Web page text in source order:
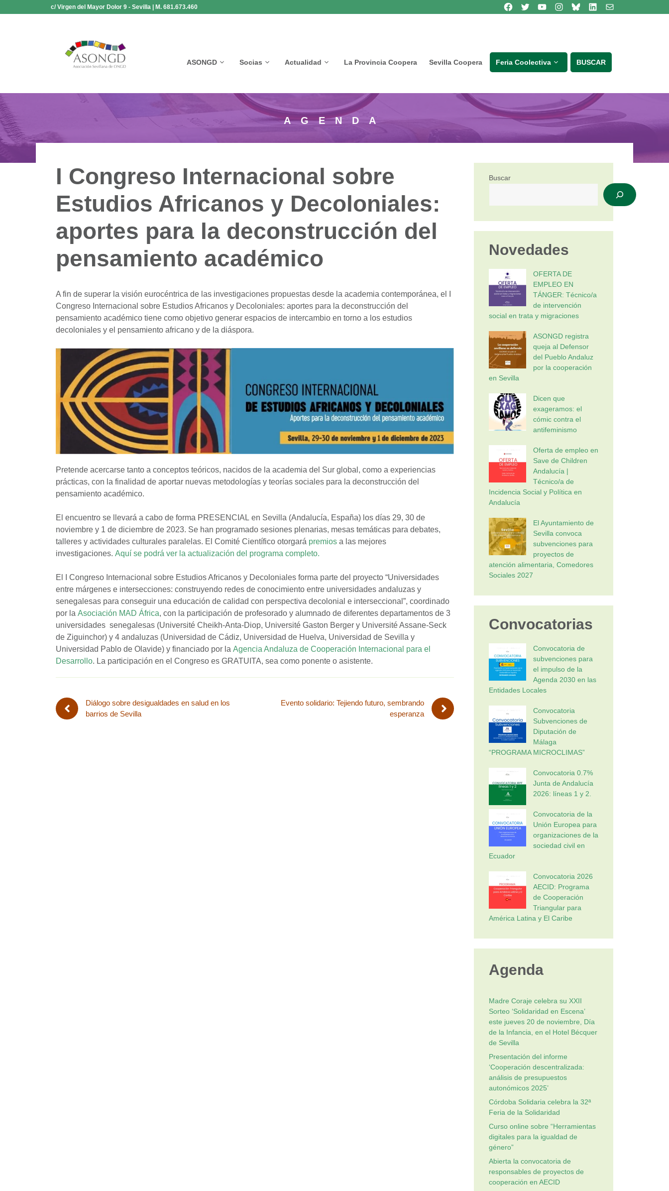
c/ Virgen del Mayor Dolor 9 - Sevilla | M. 681.673.460 Síguenos en Facebook
Síguenos en TwitterSíguenos en Youtube
Síguenos en Instagram
Bluesky
Síguenos en Linkedincontacto
ASONGD Socias Actualidad La Provincia Coopera Sevilla Coopera Feria Coolectiva BUSCAR
AGENDA
I Congreso Internacional sobre
Estudios Africanos y Decoloniales:
aportes para la deconstrucción del
pensamiento académico
A fin de superar la visión eurocéntrica de las investigaciones propuestas desde la academia contemporánea, el I
Congreso Internacional sobre Estudios Africanos y Decoloniales: aportes para la deconstrucción del
pensamiento académico tiene como objetivo generar espacios de intercambio en torno a los estudios
decoloniales y el pensamiento africano y de la diáspora.
Pretende acercarse tanto a conceptos teóricos, nacidos de la academia del Sur global, como a experiencias
prácticas, con la finalidad de aportar nuevas metodologías y teorías sociales para la deconstrucción del
pensamiento académico.
El encuentro se llevará a cabo de forma PRESENCIAL en Sevilla (Andalucía, España) los días 29, 30 de
noviembre y 1 de diciembre de 2023. Se han programado sesiones plenarias, mesas temáticas para debates,
talleres y actividades culturales paralelas. El Comité Científico otorgará premios a las mejores
investigaciones. Aquí se podrá ver la actualización del programa completo.
El I Congreso Internacional sobre Estudios Africanos y Decoloniales forma parte del proyecto “Universidades
entre márgenes e intersecciones: construyendo redes de conocimiento entre universidades andaluzas y
senegalesas para conseguir una educación de calidad con perspectiva decolonial e interseccional”, coordinado
por la Asociación MAD África, con la participación de profesorado y alumnado de diferentes departamentos de 3
universidades senegalesas (Université Cheikh-Anta-Diop, Université Gaston Berger y Université Assane-Seck
de Ziguinchor) y 4 andaluzas (Universidad de Cádiz, Universidad de Huelva, Universidad de Sevilla y
Universidad Pablo de Olavide) y financiado por la Agencia Andaluza de Cooperación Internacional para el
Desarrollo. La participación en el Congreso es GRATUITA, sea como ponente o asistente.
Diálogo sobre desigualdades en salud en los
barrios de Sevilla
Evento solidario: Tejiendo futuro, sembrando
esperanza
Buscar
Novedades
OFERTA DE
EMPLEO EN
TÁNGER: Técnico/a
de intervención
social en trata y migraciones
ASONGD registra
queja al Defensor
del Pueblo Andaluz
por la cooperación
en Sevilla
Dicen que
exageramos: el
cómic contra el
antifeminismo
Oferta de empleo en
Save de Children
Andalucía |
Técnico/a de
Incidencia Social y Política en
Andalucía
El Ayuntamiento de
Sevilla convoca
subvenciones para
proyectos de
atención alimentaria, Comedores
Sociales 2027
Convocatorias
Convocatoria de
subvenciones para
el impulso de la
Agenda 2030 en las
Entidades Locales
Convocatoria
Subvenciones de
Diputación de
Málaga
“PROGRAMA MICROCLIMAS”
Convocatoria 0.7%
Junta de Andalucía
2026: líneas 1 y 2.
Convocatoria de la
Unión Europea para
organizaciones de la
sociedad civil en
Ecuador
Convocatoria 2026
AECID: Programa
de Cooperación
Triangular para
América Latina y El Caribe
Agenda
Madre Coraje celebra su XXII
Sorteo ‘Solidaridad en Escena’
este jueves 20 de noviembre, Día
de la Infancia, en el Hotel Bécquer
de Sevilla
Presentación del informe
‘Cooperación descentralizada:
análisis de presupuestos
autonómicos 2025’
Córdoba Solidaria celebra la 32ª
Feria de la Solidaridad
Curso online sobre “Herramientas
digitales para la igualdad de
género”
Abierta la convocatoria de
responsables de proyectos de
cooperación en AECID